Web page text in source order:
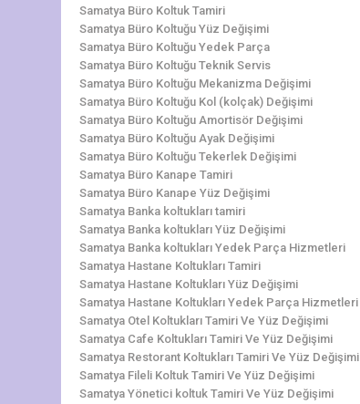
Samatya Büro Koltuk Tamiri
Samatya Büro Koltuğu Yüz Değişimi
Samatya Büro Koltuğu Yedek Parça
Samatya Büro Koltuğu Teknik Servis
Samatya Büro Koltuğu Mekanizma Değişimi
Samatya Büro Koltuğu Kol (kolçak) Değişimi
Samatya Büro Koltuğu Amortisör Değişimi
Samatya Büro Koltuğu Ayak Değişimi
Samatya Büro Koltuğu Tekerlek Değişimi
Samatya Büro Kanape Tamiri
Samatya Büro Kanape Yüz Değişimi
Samatya Banka koltukları tamiri
Samatya Banka koltukları Yüz Değişimi
Samatya Banka koltukları Yedek Parça Hizmetleri
Samatya Hastane Koltukları Tamiri
Samatya Hastane Koltukları Yüz Değişimi
Samatya Hastane Koltukları Yedek Parça Hizmetleri
Samatya Otel Koltukları Tamiri Ve Yüz Değişimi
Samatya Cafe Koltukları Tamiri Ve Yüz Değişimi
Samatya Restorant Koltukları Tamiri Ve Yüz Değişimi
Samatya Fileli Koltuk Tamiri Ve Yüz Değişimi
Samatya Yönetici koltuk Tamiri Ve Yüz Değişimi